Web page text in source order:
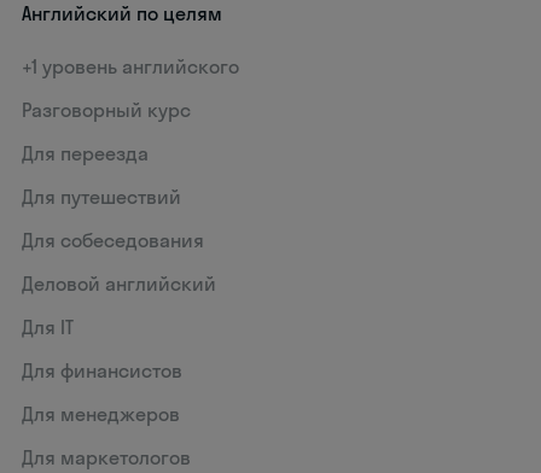
Английский по целям
+1 уровень английского
Разговорный курс
Для переезда
Для путешествий
Для собеседования
Деловой английский
Для IT
Для финансистов
Для менеджеров
Для маркетологов